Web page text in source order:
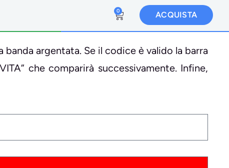
0 ACQUISTA
argentata. Se il codice è valido la barra
che comparirà successivamente. Infine,